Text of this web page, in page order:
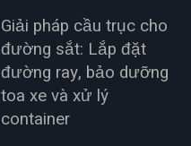
Giải pháp cầu trục cho
đường sắt: Lắp đặt
đường ray, bảo dưỡng
toa xe và xử lý
container